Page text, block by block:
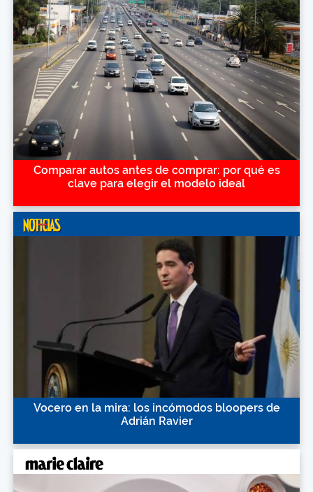
Comparar autos antes de comprar: por qué es
clave para elegir el modelo ideal
Vocero en la mira: los incómodos bloopers de
Adrián Ravier